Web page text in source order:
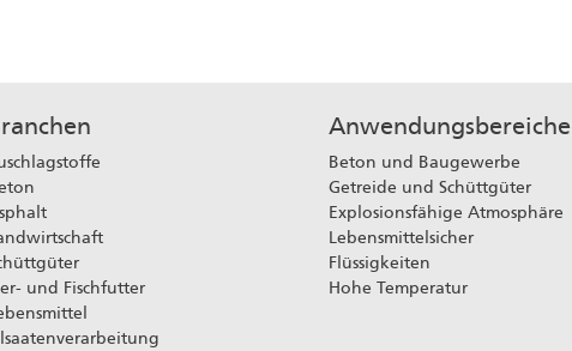
und Fischfutter
Anwendungsbereiche
Beton und Baugewerbe
Getreide und Schüttgüter
Explosionsfähige Atmosphäre
Lebensmittelsicher
Flüssigkeiten
Hohe Temperatur